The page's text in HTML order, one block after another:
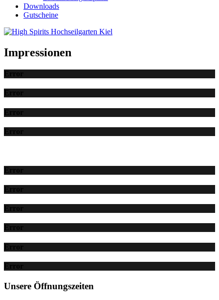
Downloads
Gutscheine
Impressionen
Error
Error
Error
Error
Error
Error
Error
Error
Error
Error
Unsere Öffnungszeiten